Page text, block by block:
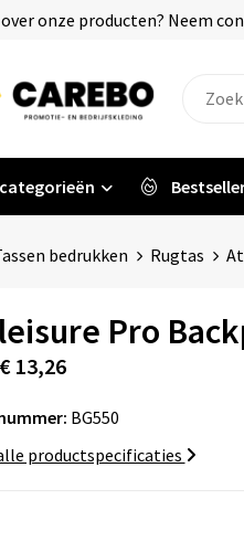
over onze producten? Neem
bedrukken Rugtas
Pro
€ 13,26
BG550
productspecificaties